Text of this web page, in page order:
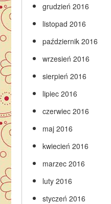
grudzień 2016
listopad 2016
październik 2016
wrzesień 2016
sierpień 2016
lipiec 2016
czerwiec 2016
maj 2016
kwiecień 2016
marzec 2016
luty 2016
styczeń 2016